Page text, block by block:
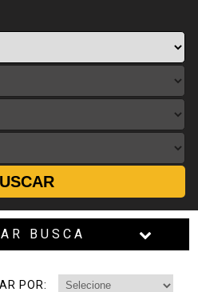
BUSCA
POR: